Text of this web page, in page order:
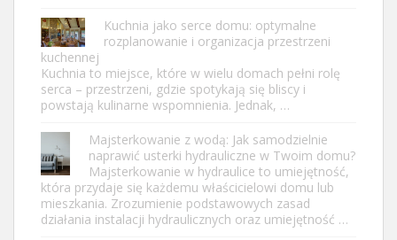
Kuchnia jako serce domu: optymalne
rozplanowanie i organizacja przestrzeni
kuchennej
Kuchnia to miejsce, które w wielu domach pełni rolę
serca – przestrzeni, gdzie spotykają się bliscy i
powstają kulinarne wspomnienia. Jednak, …
Majsterkowanie z wodą: Jak samodzielnie
naprawić usterki hydrauliczne w Twoim domu?
Majsterkowanie w hydraulice to umiejętność,
która przydaje się każdemu właścicielowi domu lub
mieszkania. Zrozumienie podstawowych zasad
działania instalacji hydraulicznych oraz umiejętność …